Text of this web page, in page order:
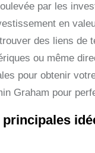
par les
en
des liens
ou même
pour obtenir
Graham pour